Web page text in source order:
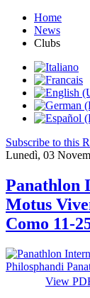
Home
News
Clubs
Subscribe to this
Lunedì, 03
Panathlon
Motus
Como 11-
View